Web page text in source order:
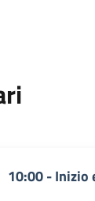
10:00 - Inizio